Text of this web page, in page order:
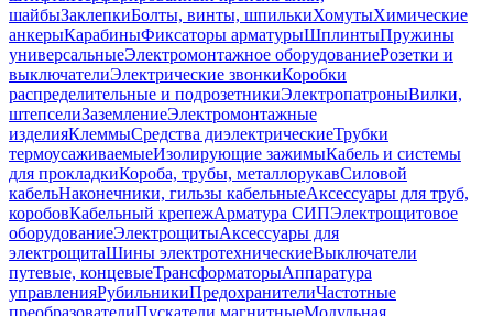
шайбыЗаклепкиБолты, винты, шпилькиХомутыХимические
анкерыКарабиныФиксаторы арматурыШплинтыПружины
универсальныеЭлектромонтажное оборудованиеРозетки и
выключателиЭлектрические звонкиКоробки
распределительные и подрозетникиЭлектропатроныВилки,
штепселиЗаземлениеЭлектромонтажные
изделияКлеммыСредства диэлектрическиеТрубки
термоусаживаемыеИзолирующие зажимыКабель и системы
для прокладкиКороба, трубы, металлорукавСиловой
кабельНаконечники, гильзы кабельныеАксессуары для труб,
коробовКабельный крепежАрматура СИПЭлектрощитовое
оборудованиеЭлектрощитыАксессуары для
электрощитаШины электротехническиеВыключатели
путевые, концевыеТрансформаторыАппаратура
управленияРубильникиПредохранителиЧастотные
преобразователиПускатели магнитныеМодульная